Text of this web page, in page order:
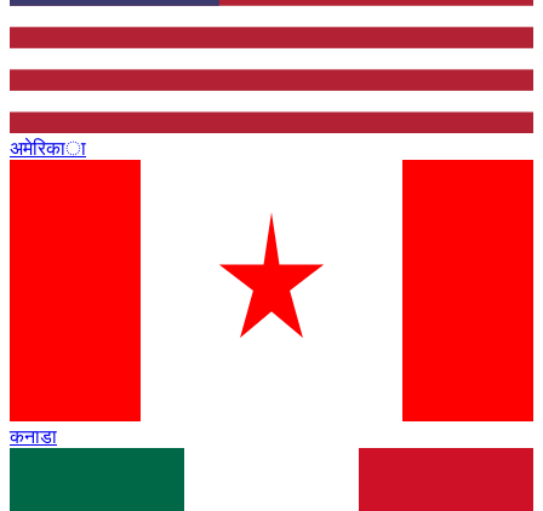
अमेरिका
कनाडा